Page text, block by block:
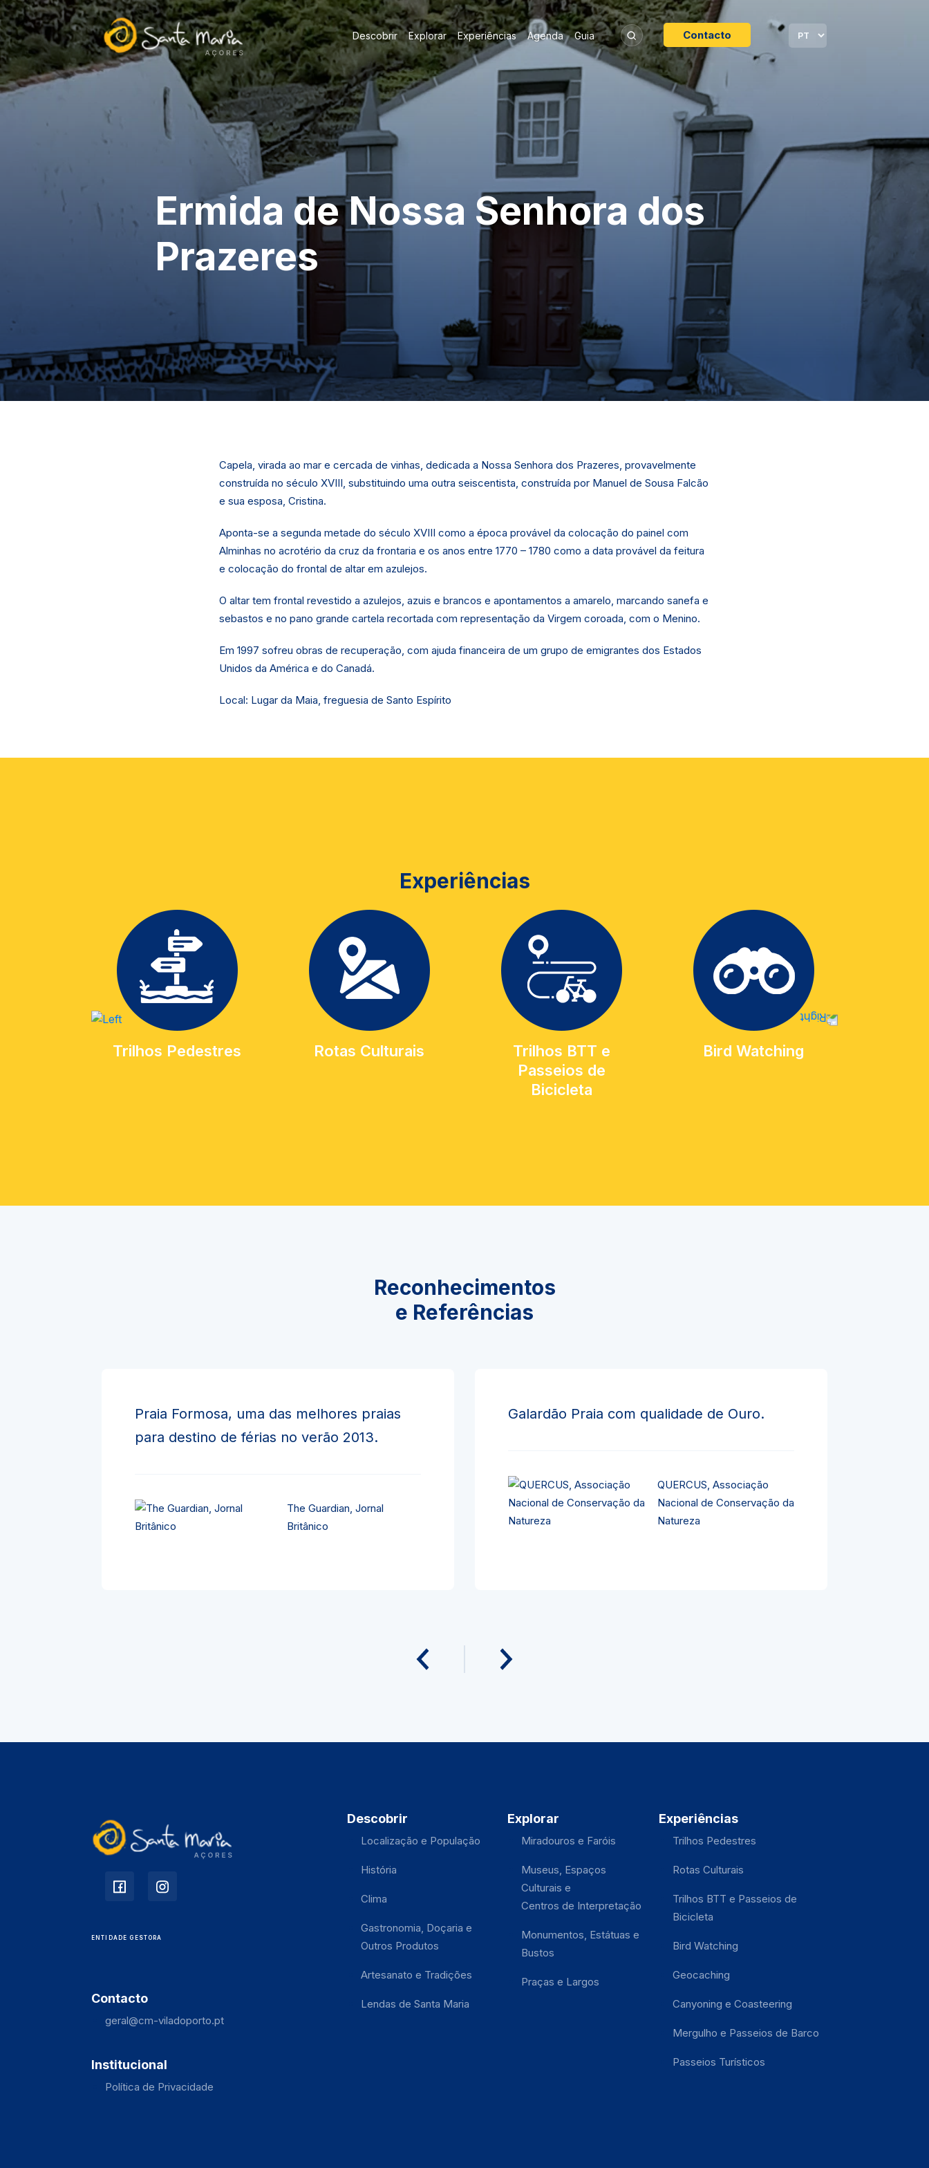
Descobrir Explorar Experiências Agenda Guia Contacto
Ermida de Nossa Senhora dos
Prazeres
Capela, virada ao mar e cercada de vinhas, dedicada a Nossa Senhora dos Prazeres, provavelmente
construída no século XVIII, substituindo uma outra seiscentista, construída por Manuel de Sousa Falcão
e sua esposa, Cristina.
Aponta-se a segunda metade do século XVIII como a época provável da colocação do painel com
Alminhas no acrotério da cruz da frontaria e os anos entre 1770 – 1780 como a data provável da feitura
e colocação do frontal de altar em azulejos.
O altar tem frontal revestido a azulejos, azuis e brancos e apontamentos a amarelo, marcando sanefa e
sebastos e no pano grande cartela recortada com representação da Virgem coroada, com o Menino.
Em 1997 sofreu obras de recuperação, com ajuda financeira de um grupo de emigrantes dos Estados
Unidos da América e do Canadá.
Local: Lugar da Maia, freguesia de Santo Espírito
Experiências
Trilhos Pedestres Rotas Culturais
Trilhos BTT e
Passeios de
Bicicleta
Bird Watching
Reconhecimentos
e Referências
Praia Formosa, uma das melhores praias
para destino de férias no verão 2013.
The Guardian, Jornal
Britânico
Galardão Praia com qualidade de Ouro.
QUERCUS, Associação
Nacional de Conservação da
Natureza
ENTIDADE GESTORA
Contacto
geral@cm-viladoporto.pt
Institucional
Política de Privacidade
Descobrir
Localização e População
História
Clima
Gastronomia, Doçaria e
Outros Produtos
Artesanato e Tradições
Lendas de Santa Maria
Explorar
Miradouros e Faróis
Museus, Espaços
Culturais e
Centros de Interpretação
Monumentos, Estátuas e
Bustos
Praças e Largos
Experiências
Trilhos Pedestres
Rotas Culturais
Trilhos BTT e Passeios de
Bicicleta
Bird Watching
Geocaching
Canyoning e Coasteering
Mergulho e Passeios de Barco
Passeios Turísticos